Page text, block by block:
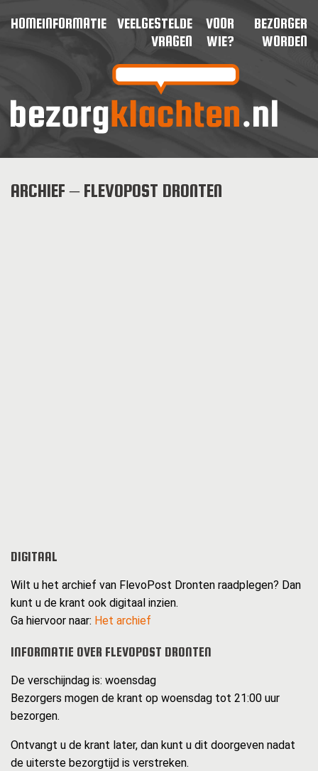
HOMEINFORMATIE
VEELGESTELDE
VRAGEN
VOOR
WIE?
BEZORGER
WORDEN
ARCHIEF – FLEVOPOST DRONTEN
DIGITAAL
Wilt u het archief van FlevoPost Dronten raadplegen? Dan
kunt u de krant ook digitaal inzien.
Ga hiervoor naar: Het archief
INFORMATIE OVER FLEVOPOST DRONTEN
De verschijndag is: woensdag
Bezorgers mogen de krant op woensdag tot 21:00 uur
bezorgen.
Ontvangt u de krant later, dan kunt u dit doorgeven nadat
de uiterste bezorgtijd is verstreken.